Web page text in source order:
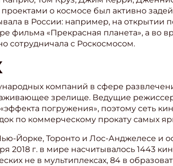
о космосе был активно
в России: например, на открытии
фильма «Прекрасная планета», а во
сотрудничала с Роскосмосом.
компаний в сфере
зрелище. Ведущие
погружения», поэтому сеть
по коммерческому прокату самых
Йорке, Торонто и Лос-Анджелесе и
2018 г. в мире насчитывалось 1443
не в мультиплексах, 84 в